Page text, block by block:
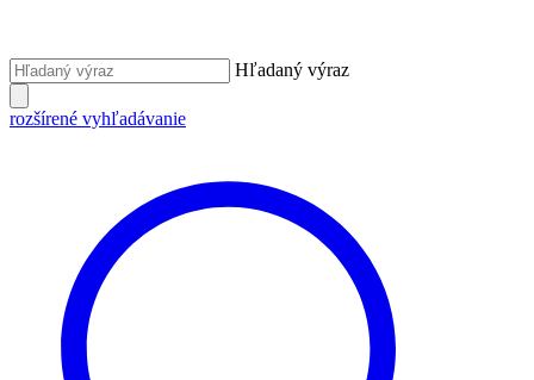
Hľadaný výraz
rozšírené vyhľadávanie